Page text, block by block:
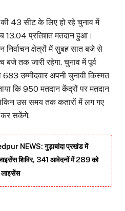
43 सीट के लिए हो रहे चुनाव में
13.04 प्रतिशत मतदान हुआ।
निर्वाचन क्षेत्रों में सुबह सात बजे से
तक जारी रहेगा. चुनाव में पूर्व
उम्मीदवार अपनी चुनावी किस्मत
कि 950 मतदान केंद्रों पर मतदान
लेकिन उस समय तक कतारों में लग गए
कर सकेंगे.
NEWS: गुड़ाबांदा प्रखंड में
शिविर, 341 आवेदनों में 289 को
लाइसेंस